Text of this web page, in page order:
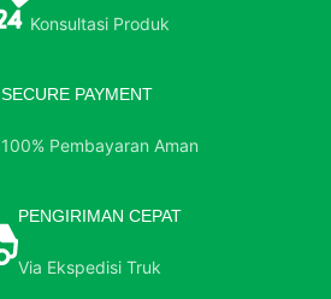
Konsultasi Produk
SECURE PAYMENT
100% Pembayaran Aman
PENGIRIMAN CEPAT
Via Ekspedisi Truk